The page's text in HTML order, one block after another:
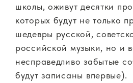
школы, оживут десятки
которых будут не только
шедевры русской,
российской музыки, но и
несправедливо забытые
будут записаны впервые).